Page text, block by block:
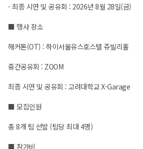
- 최종 시연 및 공유회 : 2026년 8월 28일(금)
■ 행사 장소
해커톤(OT) : 하이서울유스호스텔 쥬빌리홀
중간공유회 : ZOOM
최종 시연 및 공유회 : 고려대학교 X-Garage
■ 모집인원
총 8개 팀 선발 (팀당 최대 4명)
■ 참가비